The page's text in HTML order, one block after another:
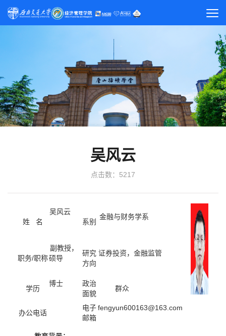
吴风云
点击数： 5217
姓 名
吴风云
系别
金融与财务学系
职务/职称
副教授，
硕导
研究
方向
证券投资，金融监管
学历
博士
政治
面貌
群众
办公电话
电子
邮箱
fengyun600163@163.com